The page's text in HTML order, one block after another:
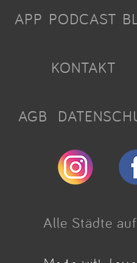
APP PODCAST
KONTAKT
AGB
Alle Städte